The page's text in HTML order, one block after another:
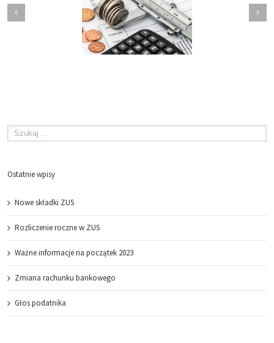
Rozliczenie roczne w ZUS
Ostatnie wpisy
Nowe składki ZUS
Rozliczenie roczne w ZUS
Ważne informacje na początek 2023
Zmiana rachunku bankowego
Głos podatnika